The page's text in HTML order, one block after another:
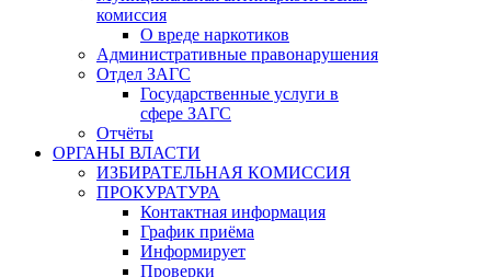
комиссия
О вреде наркотиков
Административные правонарушения
Отдел ЗАГС
Государственные услуги в
сфере ЗАГС
Отчёты
ОРГАНЫ ВЛАСТИ
ИЗБИРАТЕЛЬНАЯ КОМИССИЯ
ПРОКУРАТУРА
Контактная информация
График приёма
Информирует
Проверки